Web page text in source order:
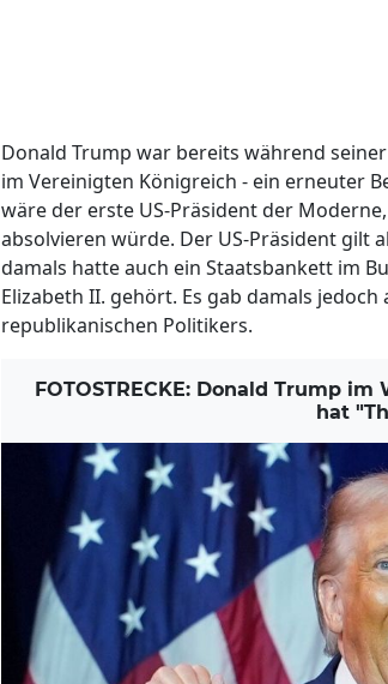
Donald Trump war bereits während
im Vereinigten Königreich - ein erneuter
wäre der erste US-Präsident der
absolvieren würde. Der US-Präsident gilt
damals hatte auch ein Staatsbankett im
Elizabeth II. gehört. Es gab damals
republikanischen Politikers.
FOTOSTRECKE: Donald Trump
hat